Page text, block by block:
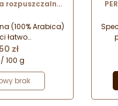
rozpuszczalna
(100% Arabica)
łatwo
granulatu.
stosowania
zł
/ 100 g
brak